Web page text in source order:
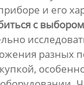
и его
с
разных